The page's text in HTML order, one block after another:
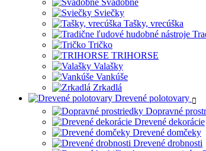
Svadobné
Sviečky
Tašky, vrecúška
Tričko
TRIHORSE
Valašky
Vankúše
Zrkadlá
Drevené polotovary
Dopravné
Drevené dekorácie
Drevené domčeky
Drevené drobnosti